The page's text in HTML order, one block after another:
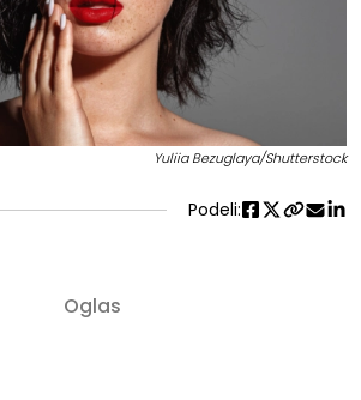
Yuliia Bezuglaya/Shutterstock
Podeli: